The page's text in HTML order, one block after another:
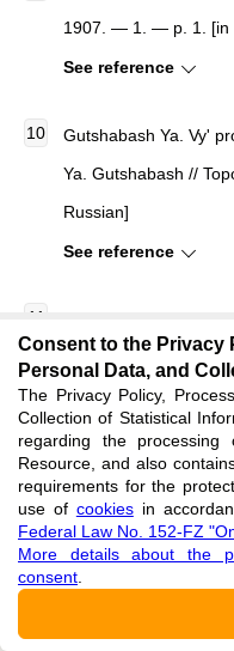
1907. — 1. — p. 1. [in
See reference
Gutshabash Ya. Vy'
Ya. Gutshabash //
Russian]
See reference
godov [Satirical
Voprosy sovetskoj
/ Ed. by P.N.
House of the USSR
318. [in Russian]
See reference
Consent to the Privacy
Personal Data, and
The Privacy Policy,
Collection of Statistical
regarding the
Resource, and also
requirements for the
use of cookiesin
Federal Law No. 152-FZ
More details about the
consent